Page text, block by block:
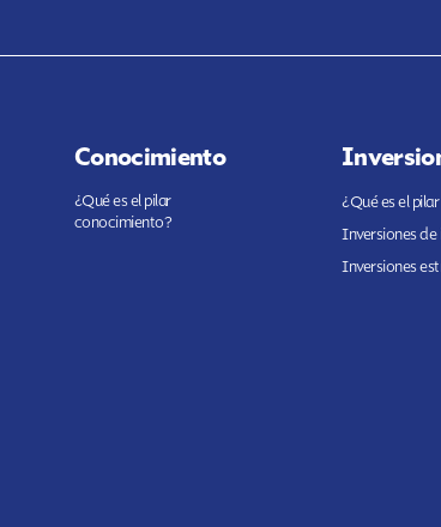
Conocimiento
¿Qué es el pilar
conocimiento?
¿Qué es el
Inversiones de
Inversiones